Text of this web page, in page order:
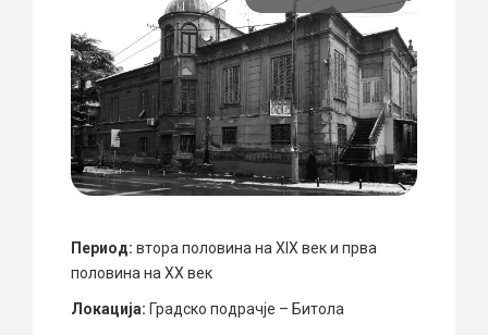
Период: втора половина на XIX век и прва
половина на XX век
Локација: Градско подрачје – Битола